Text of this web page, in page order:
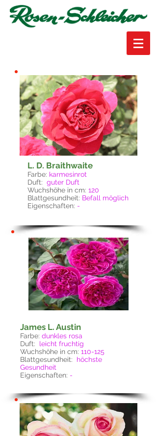
L. D. Braithwaite
Farbe: karmesinrot
Duft: guter Duft
Wuchshöhe in cm: 120
Blattgesundheit: Befall möglich
Eigenschaften: -
James L. Austin
Farbe: dunkles rosa
Duft:
leicht fruchtig
Wuchshöhe in cm: 110-125
Blattgesundheit: höchste
Gesundheit
Eigenschaften: -